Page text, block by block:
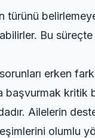
türünü
Bu
erken
kritik
Ailelerin
olumlu